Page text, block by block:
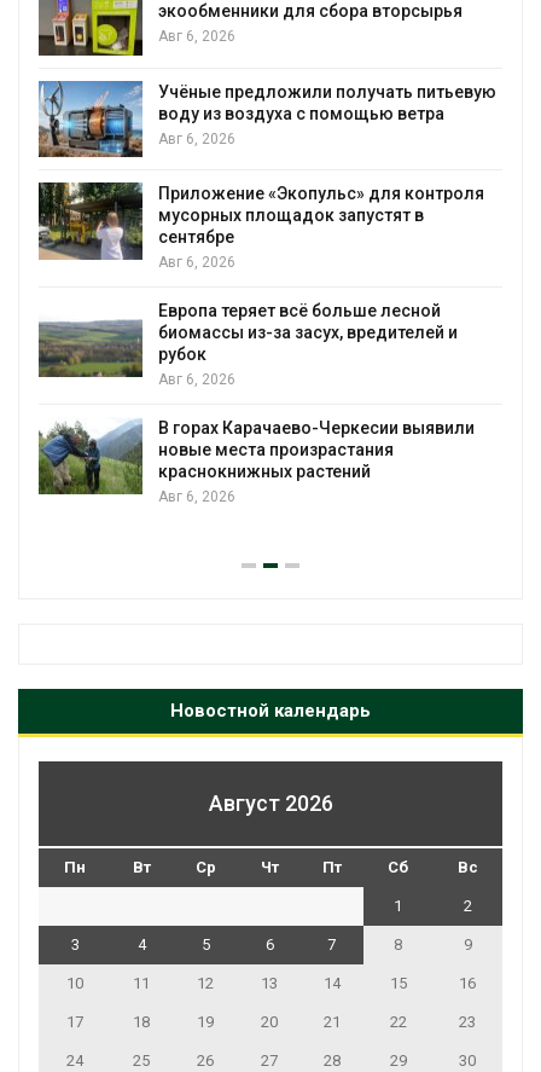
экообменники для сбора вторсырья
Авг 6, 2026
Учёные предложили получать питьевую
воду из воздуха с помощью ветра
Авг 6, 2026
Приложение «Экопульс» для контроля
мусорных площадок запустят в
сентябре
Авг 6, 2026
Европа теряет всё больше лесной
биомассы из-за засух, вредителей и
рубок
Авг 6, 2026
В горах Карачаево-Черкесии выявили
новые места произрастания
краснокнижных растений
Авг 6, 2026
Новостной календарь
Август 2026
Пн Вт Ср Чт Пт Сб Вс
1 2
3 4 5 6 7 8 9
10 11 12 13 14 15 16
17 18 19 20 21 22 23
24 25 26 27 28 29 30